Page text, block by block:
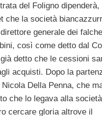
del Foligno dipenderà,
che la società
generale dei
così come detto dal
detto che le cessioni
acquisti. Dopo la
Della Penna, che
che lo legava alla
cercare gloria altrove il